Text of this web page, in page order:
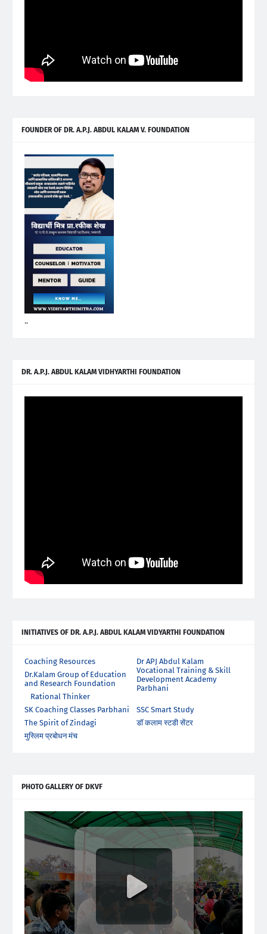
FOUNDER OF DR. A.P.J. ABDUL KALAM V. FOUNDATION
..
DR. A.P.J. ABDUL KALAM VIDHYARTHI FOUNDATION
INITIATIVES OF DR. A.P.J. ABDUL KALAM VIDYARTHI FOUNDATION
Coaching Resources
Dr APJ Abdul Kalam
Vocational Training & Skill
Development Academy
Parbhani
Dr.Kalam Group of Education
and Research Foundation
Rational Thinker
SK Coaching Classes Parbhani
SSC Smart Study
The Spirit of Zindagi
डॉ कलाम स्टडी सेंटर
मुस्लिम प्रबोधन मंच
PHOTO GALLERY OF DKVF